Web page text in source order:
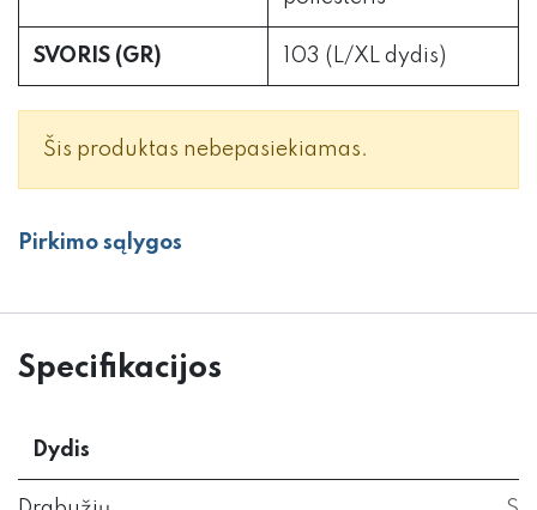
SVORIS (GR) 103 (L/XL dydis)
Šis produktas nebepasiekiamas.
Pirkimo sąlygos
Specifikacijos
Dydis